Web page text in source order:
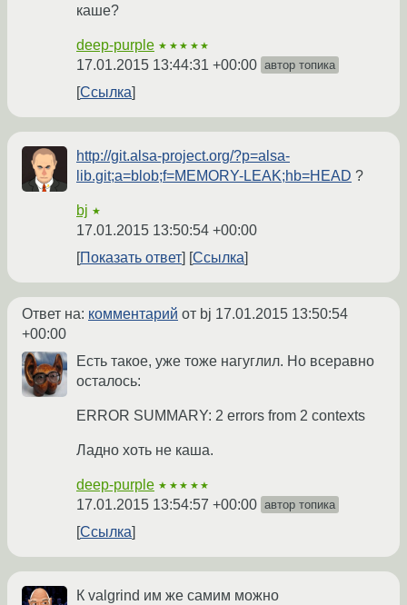
каше?
deep-purple ★★★★★
17.01.2015 13:44:31 +00:00 автор топика
Ссылка
http://git.alsa-project.org/?p=alsa-
lib.git;a=blob;f=MEMORY-LEAK;hb=HEAD ?
bj ★
17.01.2015 13:50:54 +00:00
Показать ответ
Ссылка
Ответ на: комментарий от bj 17.01.2015 13:50:54
+00:00
Есть такое, уже тоже нагуглил. Но всеравно
осталось:
ERROR SUMMARY: 2 errors from 2 contexts
Ладно хоть не каша.
deep-purple ★★★★★
17.01.2015 13:54:57 +00:00 автор топика
Ссылка
К valgrind им же самим можно